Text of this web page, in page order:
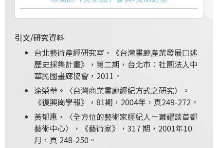
引文/研究資料
台北藝術產經研究室，《台灣畫廊產業發展口述
歷史採集計畫》，第二期，台北市：社團法人中
華民國畫廊協會，2011。
涂榮華。〈台灣商業畫廊經紀方式之研究〉。
《復興崗學報》，81期，2004年，頁249-272。
黃郁惠，〈全方位的藝術家經紀人－蕭耀談首都
藝術中心〉，《藝術家》，317 期，2001年10
月，頁 248-250。